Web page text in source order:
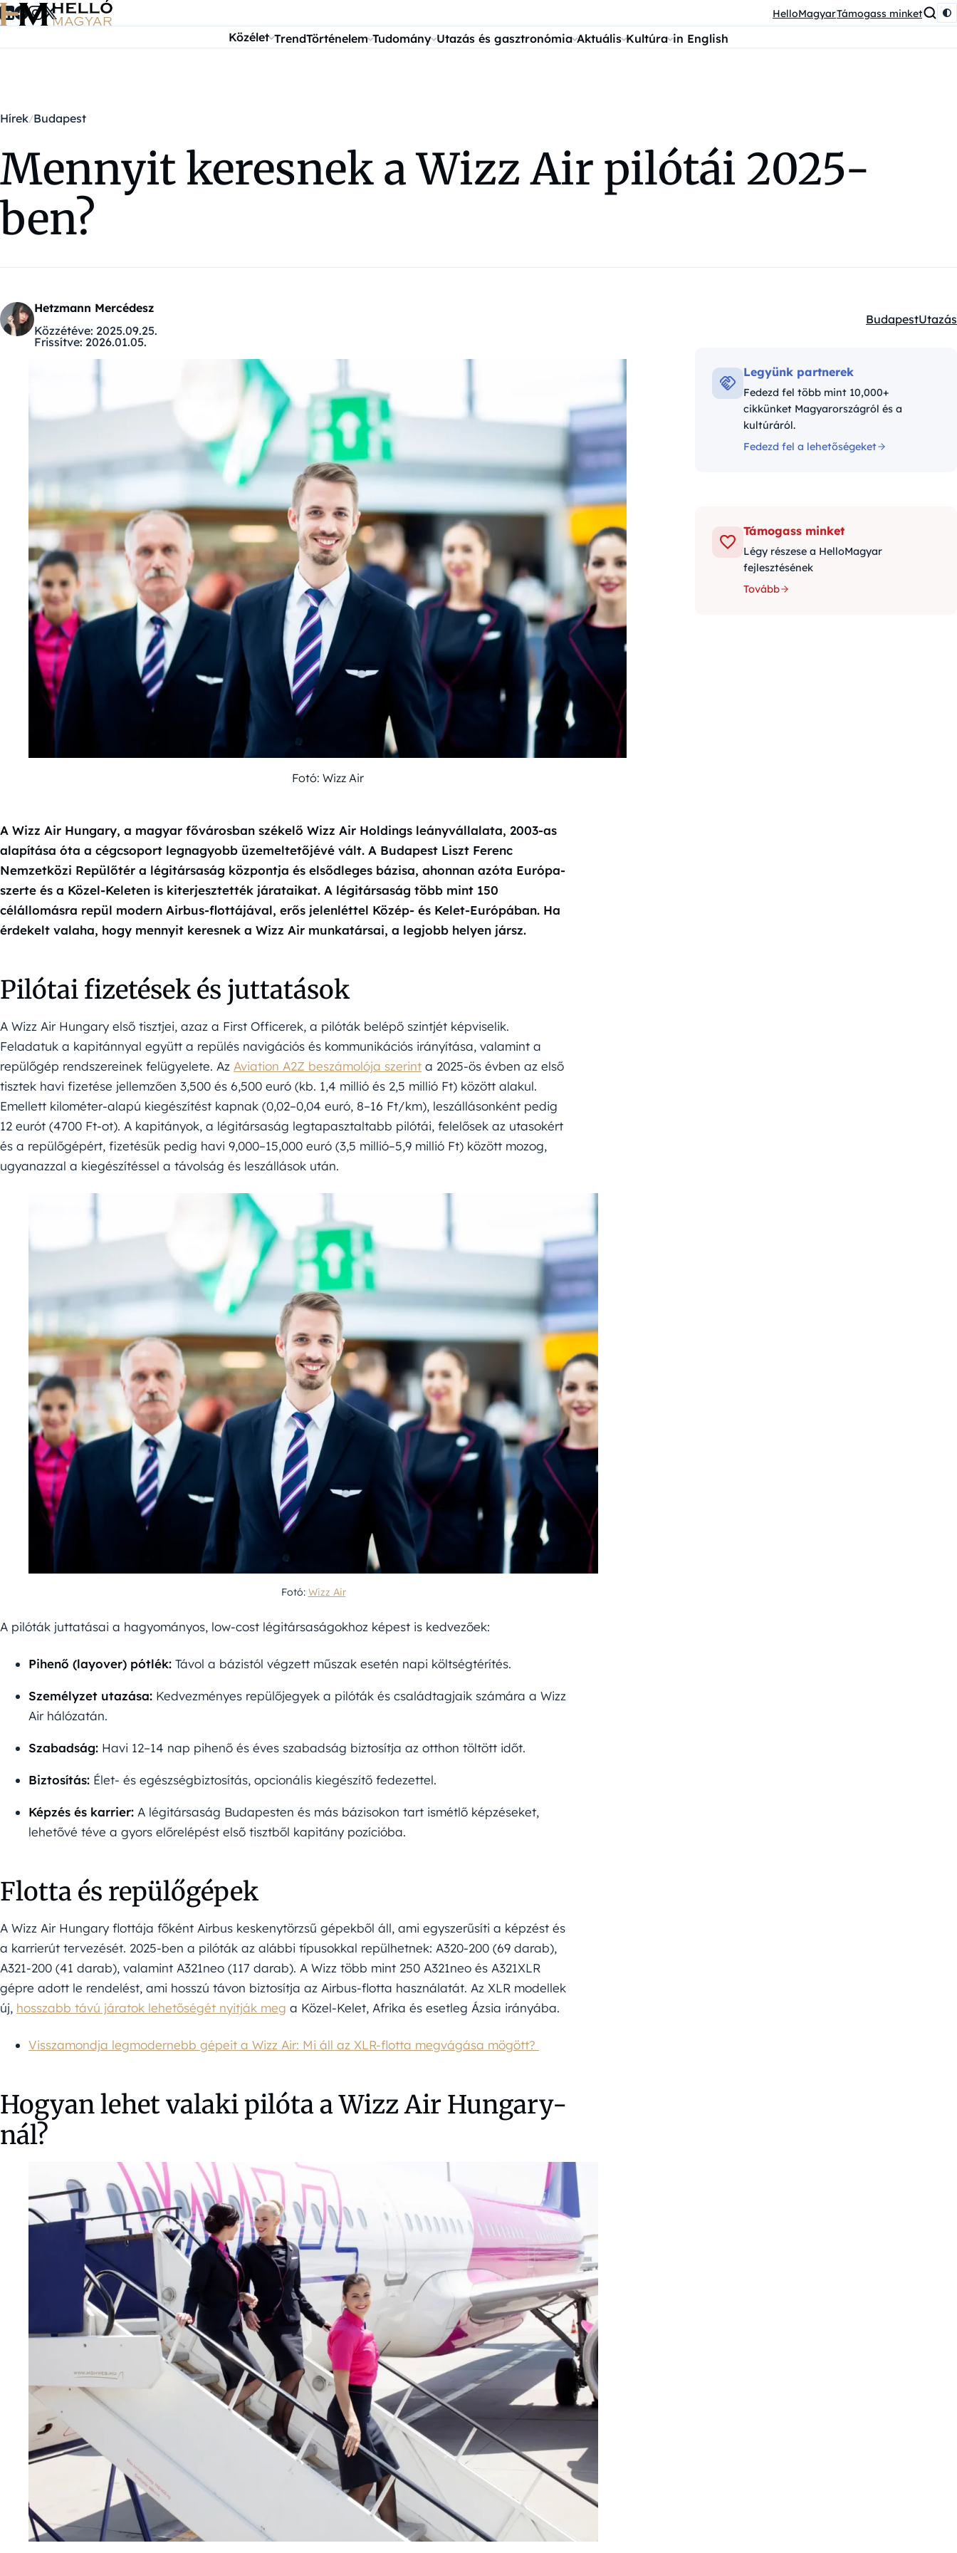
Ugrás a tartalomra HelloMagyarTámogass minket
Közélet TrendTörténelem Tudomány Utazás és gasztronómia Aktuális Kultúra in English
Hírek Budapest
Mennyit keresnek a Wizz Air pilótái 2025-
ben?
Hetzmann Mercédesz
Közzétéve: 2025.09.25.
Frissítve: 2026.01.05.
Kategóriák:
BudapestUtazás
Fotó: Wizz Air
A Wizz Air Hungary, a magyar fővárosban székelő Wizz Air Holdings leányvállalata, 2003-as
alapítása óta a cégcsoport legnagyobb üzemeltetőjévé vált. A Budapest Liszt Ferenc
Nemzetközi Repülőtér a légitársaság központja és elsődleges bázisa, ahonnan azóta Európa-
szerte és a Közel-Keleten is kiterjesztették járataikat. A légitársaság több mint 150
célállomásra repül modern Airbus-flottájával, erős jelenléttel Közép- és Kelet-Európában. Ha
érdekelt valaha, hogy mennyit keresnek a Wizz Air munkatársai, a legjobb helyen jársz.
Pilótai fizetések és juttatások
A Wizz Air Hungary első tisztjei, azaz a First Officerek, a pilóták belépő szintjét képviselik.
Feladatuk a kapitánnyal együtt a repülés navigációs és kommunikációs irányítása, valamint a
repülőgép rendszereinek felügyelete. Az Aviation A2Z beszámolója szerint a 2025-ös évben az első
tisztek havi fizetése jellemzően 3,500 és 6,500 euró (kb. 1,4 millió és 2,5 millió Ft) között alakul.
Emellett kilométer-alapú kiegészítést kapnak (0,02–0,04 euró, 8–16 Ft/km), leszállásonként pedig
12 eurót (4700 Ft-ot). A kapitányok, a légitársaság legtapasztaltabb pilótái, felelősek az utasokért
és a repülőgépért, fizetésük pedig havi 9,000–15,000 euró (3,5 millió–5,9 millió Ft) között mozog,
ugyanazzal a kiegészítéssel a távolság és leszállások után.
Fotó: Wizz Air
A pilóták juttatásai a hagyományos, low-cost légitársaságokhoz képest is kedvezőek:
Pihenő (layover) pótlék: Távol a bázistól végzett műszak esetén napi költségtérítés.
Személyzet utazása: Kedvezményes repülőjegyek a pilóták és családtagjaik számára a Wizz
Air hálózatán.
Szabadság: Havi 12–14 nap pihenő és éves szabadság biztosítja az otthon töltött időt.
Biztosítás: Élet- és egészségbiztosítás, opcionális kiegészítő fedezettel.
Képzés és karrier: A légitársaság Budapesten és más bázisokon tart ismétlő képzéseket,
lehetővé téve a gyors előrelépést első tisztből kapitány pozícióba.
Flotta és repülőgépek
A Wizz Air Hungary flottája főként Airbus keskenytörzsű gépekből áll, ami egyszerűsíti a képzést és
a karrierút tervezését. 2025-ben a pilóták az alábbi típusokkal repülhetnek: A320-200 (69 darab),
A321-200 (41 darab), valamint A321neo (117 darab). A Wizz több mint 250 A321neo és A321XLR
gépre adott le rendelést, ami hosszú távon biztosítja az Airbus-flotta használatát. Az XLR modellek
új, hosszabb távú járatok lehetőségét nyitják meg a Közel-Kelet, Afrika és esetleg Ázsia irányába.
Visszamondja legmodernebb gépeit a Wizz Air: Mi áll az XLR-flotta megvágása mögött?
Hogyan lehet valaki pilóta a Wizz Air Hungary-
nál?
Legyünk partnerek
Fedezd fel több mint 10,000+
cikkünket Magyarországról és a
kultúráról.
Fedezd fel a lehetőségeket
Támogass minket
Légy részese a HelloMagyar
fejlesztésének
Tovább